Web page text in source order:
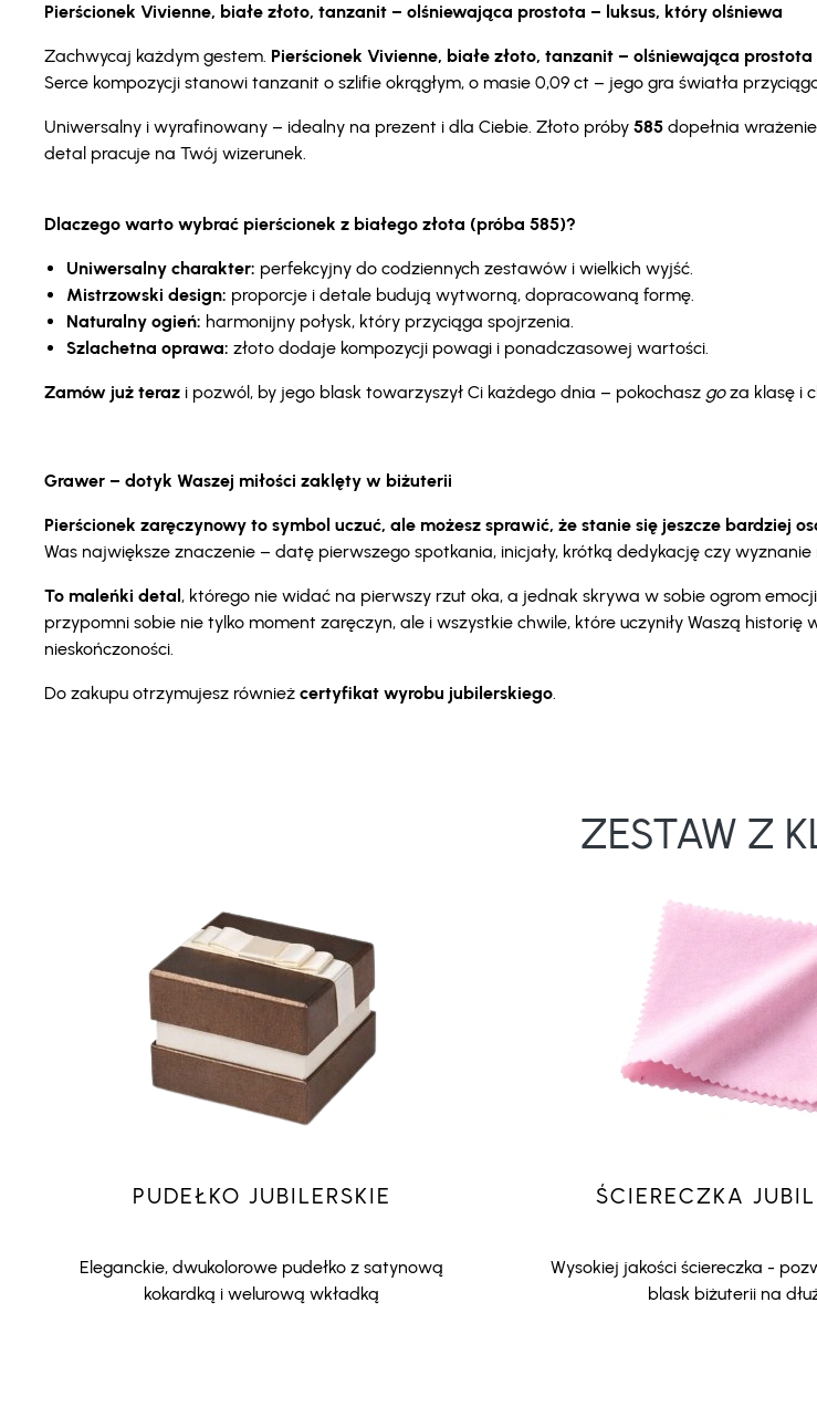
Pierścionek Vivienne, białe złoto, tanzanit – olśniewająca prostota – luksus, który olśniewa
Zachwycaj każdym gestem. Pierścionek Vivienne, białe złoto, tanzanit – olśniewająca prostota
Serce kompozycji stanowi tanzanit o szlifie okrągłym, o masie 0,09 ct – jego gra światła
Uniwersalny i wyrafinowany – idealny na prezent i dla Ciebie. Złoto próby 585dopełnia
detal pracuje na Twój wizerunek.
Dlaczego warto wybrać pierścionek z białego złota (próba 585)?
Uniwersalny charakter: perfekcyjny do codziennych zestawów i wielkich wyjść.
Mistrzowski design: proporcje i detale budują wytworną, dopracowaną formę.
Naturalny ogień: harmonijny połysk, który przyciąga spojrzenia.
Szlachetna oprawa: złoto dodaje kompozycji powagi i ponadczasowej wartości.
Zamów już terazi pozwól, by jego blask towarzyszył Ci każdego dnia – pokochasz goza klasę i
Grawer – dotyk Waszej miłości zaklęty w biżuterii
Pierścionek zaręczynowy to symbol uczuć, ale możesz sprawić, że stanie się jeszcze bardziej
Was największe znaczenie – datę pierwszego spotkania, inicjały, krótką dedykację czy wyznanie
To maleńki detal, którego nie widać na pierwszy rzut oka, a jednak skrywa w sobie ogrom
przypomni sobie nie tylko moment zaręczyn, ale i wszystkie chwile, które uczyniły Waszą
nieskończoności.
Do zakupu otrzymujesz również certyfikat wyrobu jubilerskiego.
ZESTAW Z
PUDEŁKO JUBILERSKIE
Eleganckie, dwukolorowe pudełko z satynową
kokardką i welurową wkładką
ŚCIERECZKA
Wysokiej jakości ściereczka -
blask biżuterii na